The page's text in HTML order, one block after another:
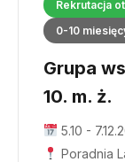
Rekrutacja
0-10
Grupa
10. m. ż.
5.10 -
Poradnia